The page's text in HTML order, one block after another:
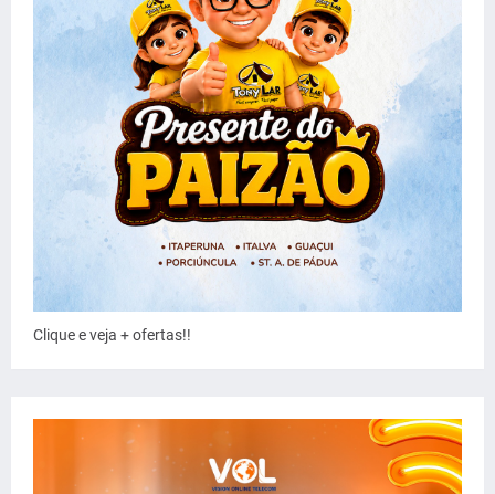
Clique e veja + ofertas!!